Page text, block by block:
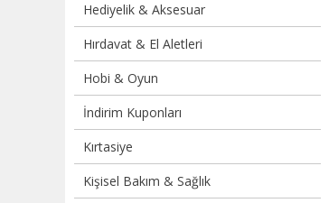
Hediyelik & Aksesuar
Hırdavat & El Aletleri
Hobi & Oyun
İndirim Kuponları
Kırtasiye
Kişisel Bakım & Sağlık